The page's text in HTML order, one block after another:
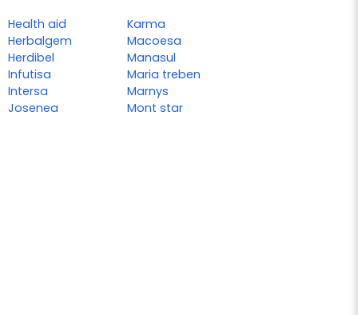
Health aid
Herbalgem
Herdibel
Infutisa
Intersa
Josenea
Karma
Macoesa
Manasul
Maria treben
Marnys
Mont star